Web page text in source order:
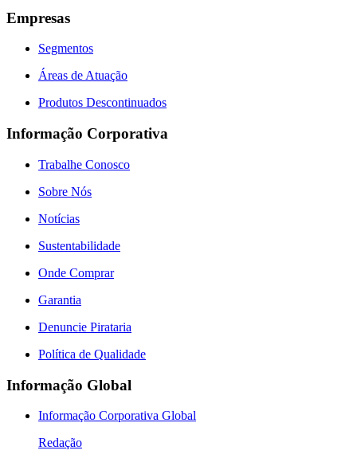
Empresas
Segmentos
Áreas de Atuação
Produtos Descontinuados
Informação Corporativa
Trabalhe Conosco
Sobre Nós
Notícias
Sustentabilidade
Onde Comprar
Garantia
Denuncie Pirataria
Política de Qualidade
Informação Global
Informação Corporativa Global
Redação